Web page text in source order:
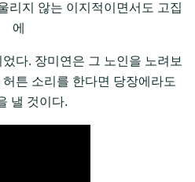
리지 않는 이지적이면서도 고집
에
다. 장미연은 그 노인을 노려보
튼 소리를 한다면 당장에라도
낼 것이다.